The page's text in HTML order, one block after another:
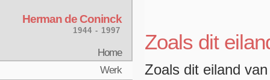
Herman de Coninck
1944 - 1997
Home
Werk
Zoals dit
Zoals dit eiland